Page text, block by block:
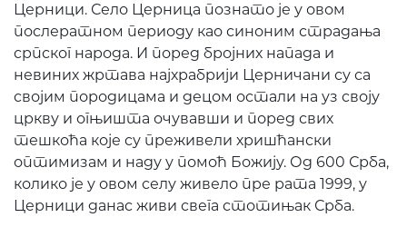
Церници. Село Церница познато је у овом
послератном периоду као синоним страдања
српског народа. И поред бројних напада и
невиних жртава најхрабрији Церничани су са
својим породицама и децом остали на уз своју
цркву и огњишта очувавши и поред свих
тешкоћа које су преживели хришћански
оптимизам и наду у помоћ Божију. Од 600 Срба,
колико је у овом селу живело пре рата 1999, у
Церници данас живи свега стотињак Срба.